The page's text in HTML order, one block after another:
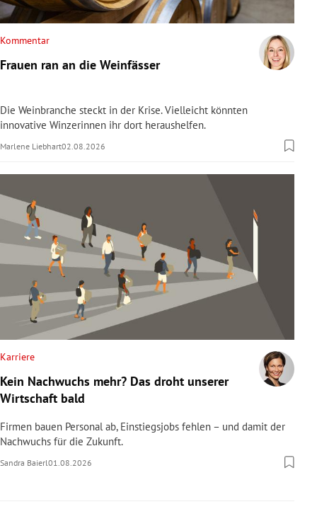
Untermenü
Untermenü
Untermenü
Untermenü
Untermenü
Untermenü
Untermenü
Kommentar
Frauen ran an die Weinfässer
Die Weinbranche steckt in der Krise. Vielleicht könnten
innovative Winzerinnen ihr dort heraushelfen.
Marlene Liebhart02.08.2026
Karriere
Kein Nachwuchs mehr? Das droht unserer
Wirtschaft bald
Firmen bauen Personal ab, Einstiegsjobs fehlen – und damit der
Nachwuchs für die Zukunft.
Sandra Baierl01.08.2026